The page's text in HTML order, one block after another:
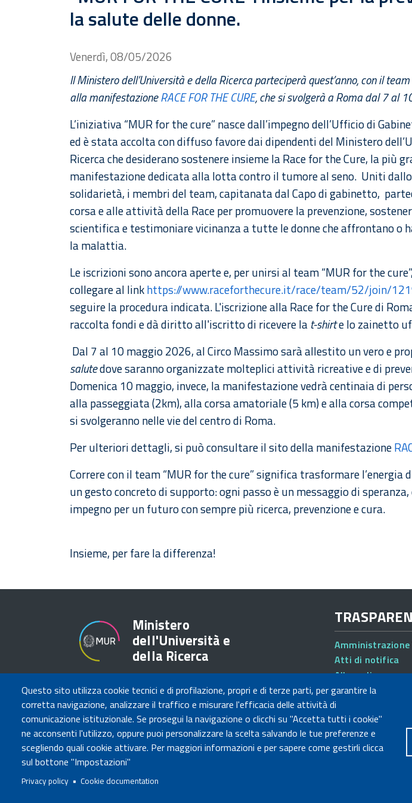
Questo sito utilizza cookie tecnici e di profilazione, propri e di terze parti, per garantire la
corretta navigazione, analizzare il traffico e misurare l'efficacia delle attività di
comunicazione istituzionale. Se prosegui la navigazione o clicchi su "Accetta tutti i cookie"
ne acconsenti l'utilizzo, oppure puoi personalizzare la scelta salvando le tue preferenze e
scegliendo quali cookie attivare. Per maggiori informazioni e per sapere come gestirli clicca
sul bottone "Impostazioni"
Privacy policy Cookie documentation
la salute delle donne.
Venerdì, 08/05/2026
Il Ministero dell’Università e della Ricerca parteciperà quest’anno, con il team
alla manifestazioneRACE FOR THE CURE, che si svolgerà a Roma dal 7 al
L’iniziativa “MUR for the cure” nasce dall’impegno dell’Ufficio di
ed è stata accolta con diffuso favore dai dipendenti del Ministero
Ricerca che desiderano sostenere insieme la Race for the Cure, la più
manifestazione dedicata alla lotta contro il tumore al seno. Uniti
solidarietà, i membri del team, capitanata dal Capo di gabinetto,
corsa e alle attività della Race per promuovere la prevenzione,
scientifica e testimoniare vicinanza a tutte le donne che affrontano o
la malattia.
Le iscrizioni sono ancora aperte e, per unirsi al team “MUR for the
collegare al linkhttps://www.raceforthecure.it/race/team/52/join/
seguire la procedura indicata. L'iscrizione alla Race for the Cure di
raccolta fondi e dà diritto all'iscritto di ricevere la t-shirte lo zainetto
Dal 7 al 10 maggio 2026, al Circo Massimo sarà allestito un vero e
salutedove saranno organizzate molteplici attività ricreative e di
Domenica 10 maggio, invece, la manifestazione vedrà centinaia di
alla passeggiata (2km), alla corsa amatoriale (5 km) e alla corsa
si svolgeranno nelle vie del centro di Roma.
Per ulteriori dettagli, si può consultare il sito della manifestazione
Correre con il team “MUR for the cure” significa trasformare l’energia
un gesto concreto di supporto: ogni passo è un messaggio di speranza,
impegno per un futuro con sempre più ricerca, prevenzione e cura.
Insieme, per fare la differenza!
Ministero
dell'Università e
della Ricerca
Atti di notifica
Albo online
Concorsi
Governo Italiano
Tutti i diritti riservati © 2020